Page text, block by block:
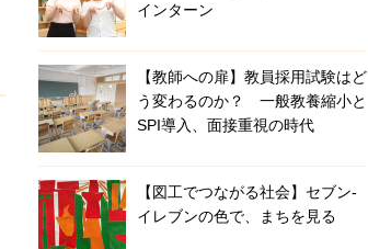
インターン
【教師への扉】教員採用試験はど
う変わるのか？ 一般教養縮小と
SPI導入、面接重視の時代
【図工でつながる社会】セブン‐
イレブンの色で、まちを見る